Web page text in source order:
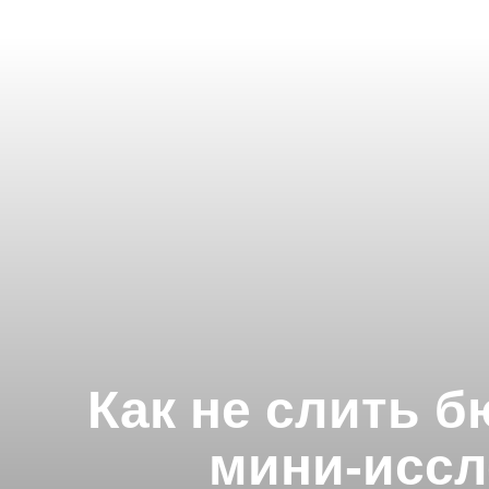
Как не слить
мини-